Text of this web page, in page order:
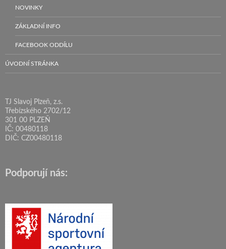
NOVINKY
ZÁKLADNÍ INFO
FACEBOOK ODDÍLU
ÚVODNÍ STRÁNKA
TJ Slavoj Plzeň, z.s.
Třebízského 2702/12
301 00 PLZEŇ
IČ: 00480118
DIČ: CZ00480118
Podporují nás: